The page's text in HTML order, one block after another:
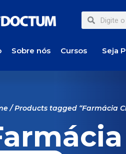
Sobre nós Cursos Seja
/ Products tagged “Farmácia